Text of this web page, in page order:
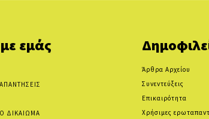
εμάς
ΔΙΚΑΙΩΜΑ
Άρθρα Αρχείου
Συνεντεύξεις
Επικαιρότητα
Χρήσιμες